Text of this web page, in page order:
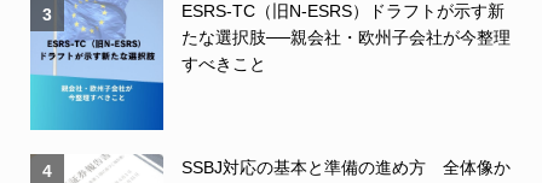
3
ESRS-TC（旧N-ESRS）ドラフトが示す新
たな選択肢──親会社・欧州子会社が今整理
すべきこと
4
SSBJ対応の基本と準備の進め方 全体像か